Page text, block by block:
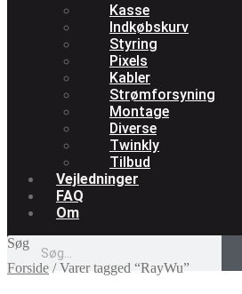
Kasse
Indkøbskurv
Styring
Pixels
Kabler
Strømforsyning
Montage
Diverse
Twinkly
Tilbud
Vejledninger
FAQ
Om
Søg
Forside /Varer tagged “RayWu”